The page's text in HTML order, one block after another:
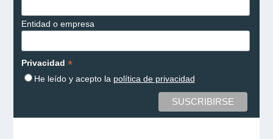
Entidad o empresa
Privacidad *
He leído y acepto la política de privacidad